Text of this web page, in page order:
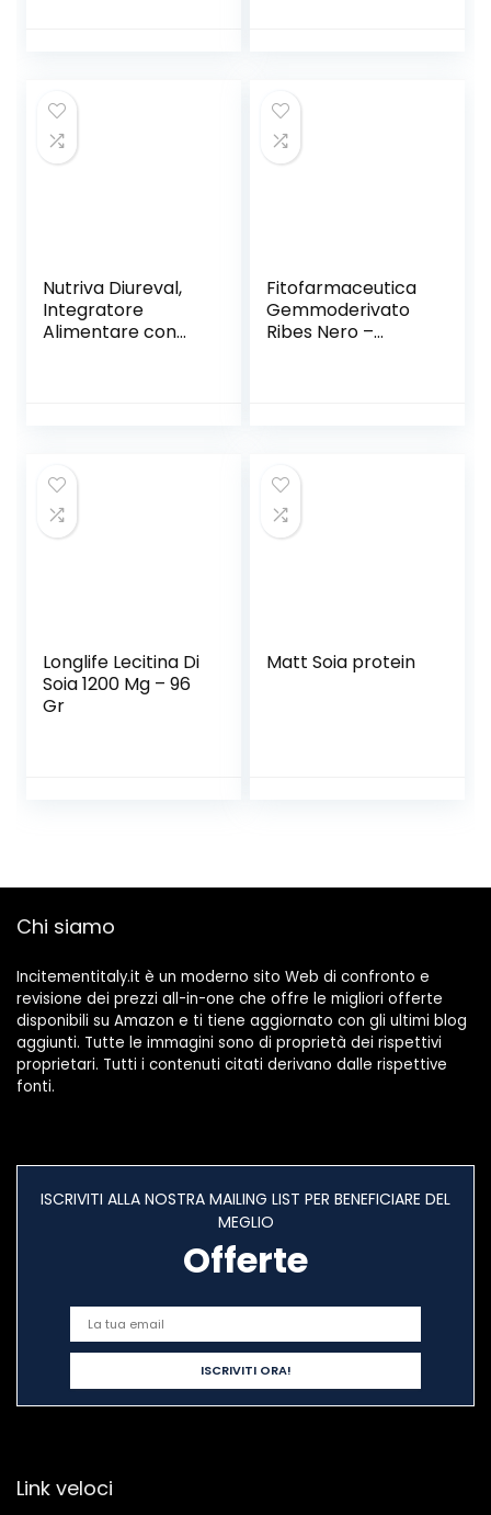
Nutriva Diureval,
Integratore
Alimentare con
Fitofarmaceutica
Gemmoderivato
Ribes Nero –
Longlife Lecitina Di
Soia 1200 Mg – 96
Gr
Matt Soia protein
Chi siamo
Incitementitaly.it è un moderno sito Web di confronto e
revisione dei prezzi all-in-one che offre le migliori offerte
disponibili su Amazon e ti tiene aggiornato con gli ultimi blog
aggiunti. Tutte le immagini sono di proprietà dei rispettivi
proprietari. Tutti i contenuti citati derivano dalle rispettive
fonti.
ISCRIVITI ALLA NOSTRA MAILING LIST PER BENEFICIARE DEL
MEGLIO
Offerte
Link veloci